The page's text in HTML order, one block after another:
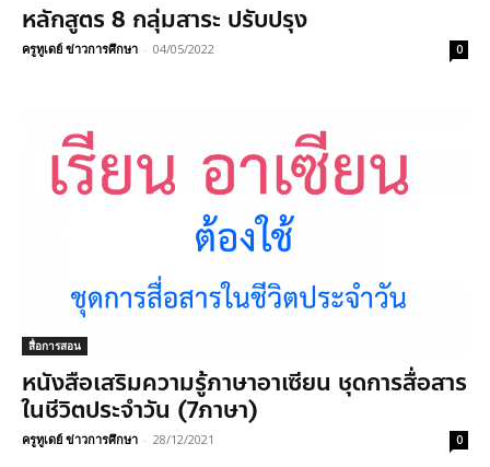
หลักสูตร 8 กลุ่มสาระ ปรับปรุง
ครูทูเดย์ ข่าวการศึกษา - 04/05/2022 0
สื่อการสอน
หนังสือเสริมความรู้ภาษาอาเซียน ชุดการสื่อสาร
ในชีวิตประจำวัน (7ภาษา)
ครูทูเดย์ ข่าวการศึกษา - 28/12/2021 0